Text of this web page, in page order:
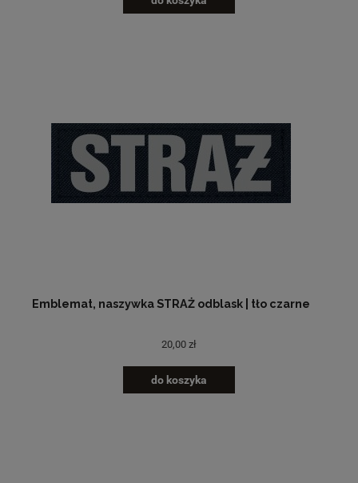
Emblemat, naszywka STRAŻ odblask | tło czarne
20,00 zł
do koszyka